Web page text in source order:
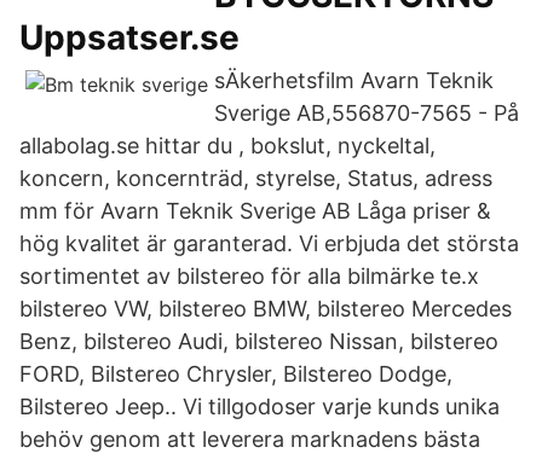
Uppsatser.se
sÄkerhetsfilm Avarn Teknik
Sverige AB,556870-7565 - På
allabolag.se hittar du , bokslut, nyckeltal,
koncern, koncernträd, styrelse, Status, adress
mm för Avarn Teknik Sverige AB Låga priser &
hög kvalitet är garanterad. Vi erbjuda det största
sortimentet av bilstereo för alla bilmärke te.x
bilstereo VW, bilstereo BMW, bilstereo Mercedes
Benz, bilstereo Audi, bilstereo Nissan, bilstereo
FORD, Bilstereo Chrysler, Bilstereo Dodge,
Bilstereo Jeep.. Vi tillgodoser varje kunds unika
behöv genom att leverera marknadens bästa